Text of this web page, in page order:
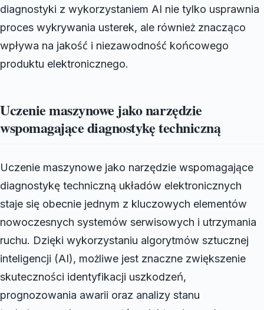
diagnostyki z wykorzystaniem AI nie tylko usprawnia
proces wykrywania usterek, ale również znacząco
wpływa na jakość i niezawodność końcowego
produktu elektronicznego.
Uczenie maszynowe jako narzędzie
wspomagające diagnostykę techniczną
Uczenie maszynowe jako narzędzie wspomagające
diagnostykę techniczną układów elektronicznych
staje się obecnie jednym z kluczowych elementów
nowoczesnych systemów serwisowych i utrzymania
ruchu. Dzięki wykorzystaniu algorytmów sztucznej
inteligencji (AI), możliwe jest znaczne zwiększenie
skuteczności identyfikacji uszkodzeń,
prognozowania awarii oraz analizy stanu